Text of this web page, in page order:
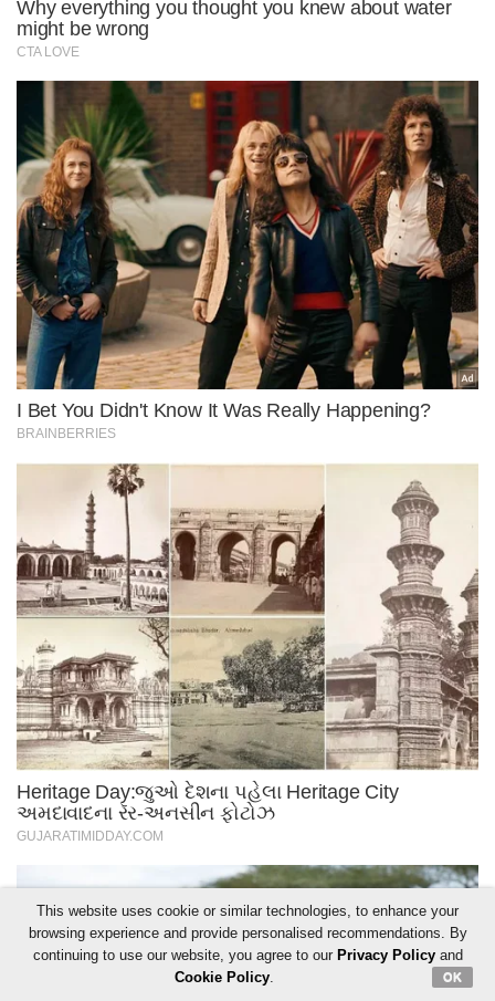
This website uses cookie or similar technologies, to enhance your
browsing experience and provide personalised recommendations. By
continuing to use our website, you agree to our Privacy Policyand
Cookie Policy. OK